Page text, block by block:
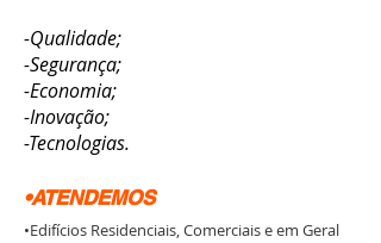
-Qualidade;
-Segurança;
-Economia;
-Inovação;
-Tecnologias.
•ATENDEMOS
•Edifícios Residenciais, Comerciais e em Geral